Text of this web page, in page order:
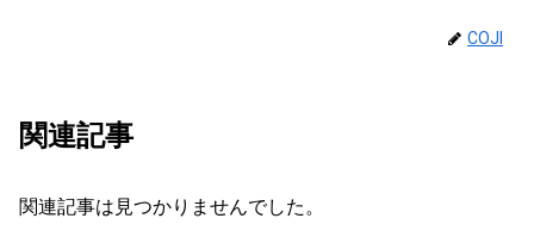
COJI
関連記事
関連記事は見つかりませんでした。